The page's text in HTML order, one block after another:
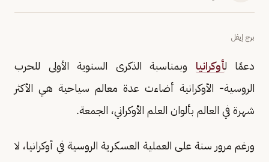
برج إيفل
دعمًا لأوكرانيا وبمناسبة الذكرى السنوية الأولى للحرب
الروسية- الأوكرانية أضاءت عدة معالم سياحية هي الأكثر
شهرة في العالم بألوان العلم الأوكراني، الجمعة.
ورغم مرور سنة على العملية العسكرية الروسية في أوكرانيا، لا